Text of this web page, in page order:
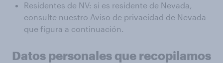
Residentes de NV: si es residente de Nevada,
consulte nuestro Aviso de privacidad de Nevada
que figura a continuación.
Datos personales que recopilamos